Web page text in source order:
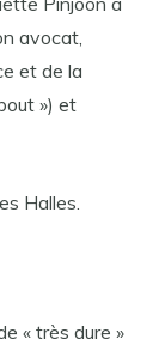
avocat,
et de la
») et
Halles.
« très dure »